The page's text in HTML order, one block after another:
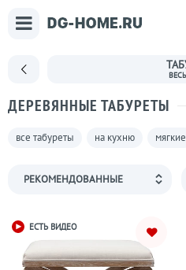
ДЕРЕВЯННЫЕ ТАБУРЕТЫ
все табуреты на кухню мягкие
ЕСТЬ ВИДЕО